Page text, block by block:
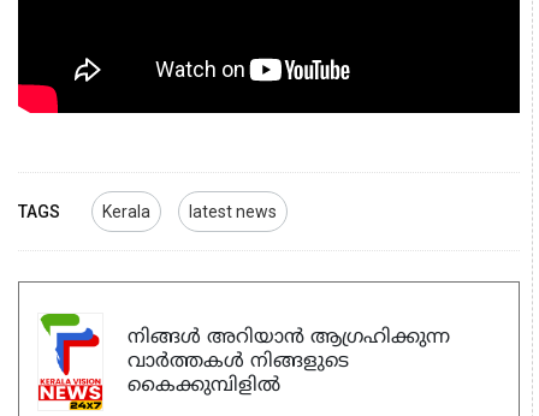
TAGS Kerala latest news
നിങ്ങൾ അറിയാൻ ആഗ്രഹിക്കുന്ന
വാർത്തകൾ നിങ്ങളുടെ
കൈക്കുമ്പിളിൽ